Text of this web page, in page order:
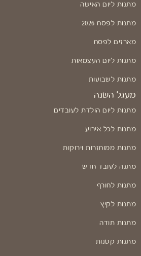
מתנות ליום האישה
מתנות לפסח 2026
מארזים לפסח
מתנות ליום העצמאות
מתנות לשבועות
מעגל השנה
מתנות ליום הולדת לעובדים
מתנות לכל אירוע
מתנות ממוחזרות וירוקות
מתנה לעובד חדש
מתנות לחורף
מתנות לקיץ
מתנות תודה
מתנות קטנות